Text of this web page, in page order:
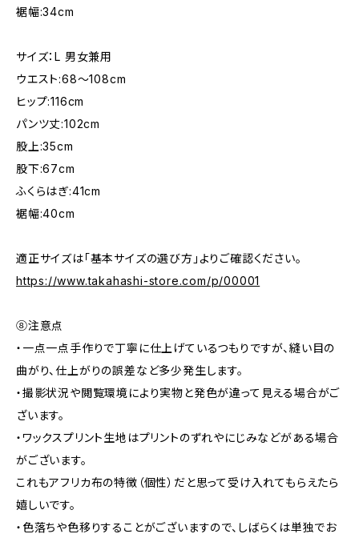
裾幅:34cm
サイズ：L 男女兼用
ウエスト:68〜108cm
ヒップ:116cm
パンツ丈:102cm
股上:35cm
股下:67cm
ふくらはぎ:41cm
裾幅:40cm
適正サイズは「基本サイズの選び方」よりご確認ください。
https://www.takahashi-store.com/p/00001
⑧注意点
・一点一点手作りで丁寧に仕上げているつもりですが、縫い目の
曲がり、仕上がりの誤差など多少発生します。
・撮影状況や閲覧環境により実物と発色が違って見える場合がご
ざいます。
・ワックスプリント生地はプリントのずれやにじみなどがある場合
がございます。
これもアフリカ布の特徴（個性）だと思って受け入れてもらえたら
嬉しいです。
・色落ちや色移りすることがございますので、しばらくは単独でお